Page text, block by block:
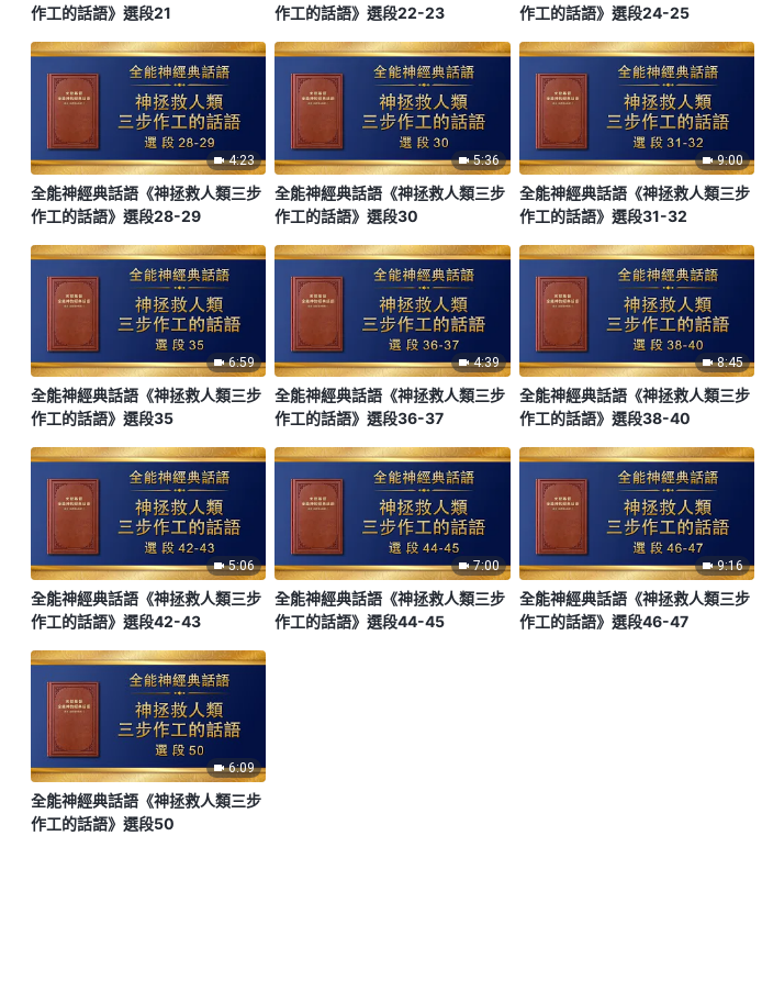
作工的話語》選段21
作工的話語》選段22-23
作工的話語》選段24-25
4:23
全能神經典話語《神拯救人類三步
作工的話語》選段28-29
5:36
全能神經典話語《神拯救人類三步
作工的話語》選段30
9:00
全能神經典話語《神拯救人類三步
作工的話語》選段31-32
6:59
全能神經典話語《神拯救人類三步
作工的話語》選段35
4:39
全能神經典話語《神拯救人類三步
作工的話語》選段36-37
8:45
全能神經典話語《神拯救人類三步
作工的話語》選段38-40
5:06
全能神經典話語《神拯救人類三步
作工的話語》選段42-43
7:00
全能神經典話語《神拯救人類三步
作工的話語》選段44-45
9:16
全能神經典話語《神拯救人類三步
作工的話語》選段46-47
6:09
全能神經典話語《神拯救人類三步
作工的話語》選段50